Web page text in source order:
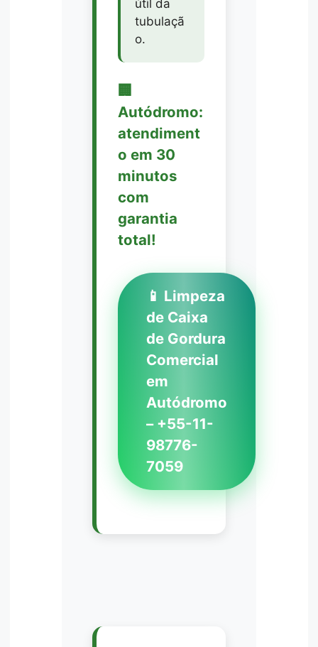
útil da
tubulaçã
o.
🏢
Autódromo:
atendiment
o em 30
minutos
com
garantia
total!
📱 Limpeza
de Caixa
de Gordura
Comercial
em
Autódromo
– +55-11-
98776-
7059